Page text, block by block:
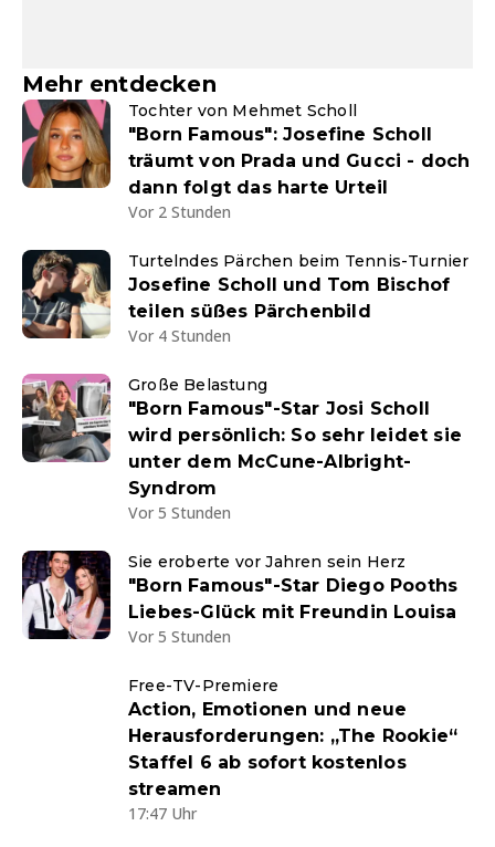
Mehr entdecken
Tochter von Mehmet Scholl
"Born Famous": Josefine Scholl
träumt von Prada und Gucci - doch
dann folgt das harte Urteil
Vor 2 Stunden
Turtelndes Pärchen beim Tennis-Turnier
Josefine Scholl und Tom Bischof
teilen süßes Pärchenbild
Vor 4 Stunden
Große Belastung
"Born Famous"-Star Josi Scholl
wird persönlich: So sehr leidet sie
unter dem McCune-Albright-
Syndrom
Vor 5 Stunden
Sie eroberte vor Jahren sein Herz
"Born Famous"-Star Diego Pooths
Liebes-Glück mit Freundin Louisa
Vor 5 Stunden
Free-TV-Premiere
Action, Emotionen und neue
Herausforderungen: „The Rookie“
Staffel 6 ab sofort kostenlos
streamen
17:47 Uhr